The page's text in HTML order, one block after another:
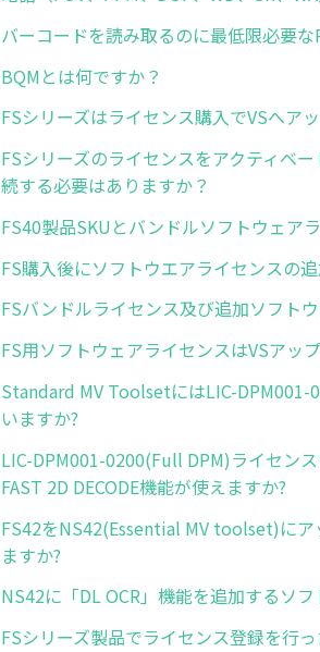
バーコードを読み取るのに最低限必要
BQMとは何ですか？
FSシリーズはライセンス購入でVSへア
FSシリーズのライセンスをアクティベ
続する必要はありますか？
FS40製品SKUとバンドルソフトウェア
FS購入後にソフトウエアライセンスの
FSバンドルライセンス及び追加ソフト
FS用ソフトウェアライセンスはVSアッ
Standard MV ToolsetにはLIC-DPM001-
いますか?
LIC-DPM001-0200(Full DPM)ライセン
FAST 2D DECODE機能が使えますか?
FS42をNS42(Essential MV toolset)に
ますか?
NS42に「DL OCR」機能を追加するソ
FSシリーズ製品でライセンス登録を行